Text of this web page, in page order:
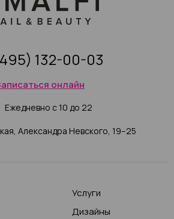
Александра Невского, 19–25
Ежедневно с 10 до 22
онлайн
132-00-03
Услуги
Дизайны